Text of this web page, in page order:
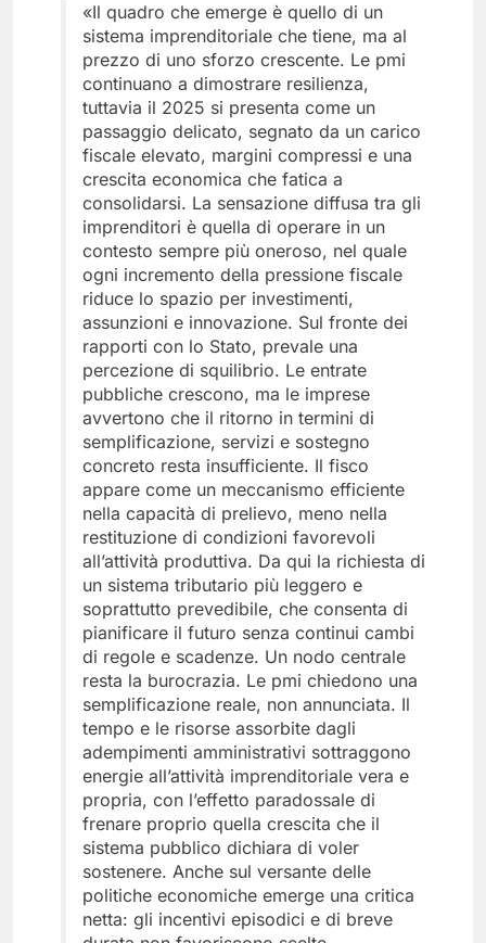
«Il quadro che emerge è quello di un
sistema imprenditoriale che tiene, ma al
prezzo di uno sforzo crescente. Le pmi
continuano a dimostrare resilienza,
tuttavia il 2025 si presenta come un
passaggio delicato, segnato da un carico
fiscale elevato, margini compressi e una
crescita economica che fatica a
consolidarsi. La sensazione diffusa tra gli
imprenditori è quella di operare in un
contesto sempre più oneroso, nel quale
ogni incremento della pressione fiscale
riduce lo spazio per investimenti,
assunzioni e innovazione. Sul fronte dei
rapporti con lo Stato, prevale una
percezione di squilibrio. Le entrate
pubbliche crescono, ma le imprese
avvertono che il ritorno in termini di
semplificazione, servizi e sostegno
concreto resta insufficiente. Il fisco
appare come un meccanismo efficiente
nella capacità di prelievo, meno nella
restituzione di condizioni favorevoli
all’attività produttiva. Da qui la richiesta di
un sistema tributario più leggero e
soprattutto prevedibile, che consenta di
pianificare il futuro senza continui cambi
di regole e scadenze. Un nodo centrale
resta la burocrazia. Le pmi chiedono una
semplificazione reale, non annunciata. Il
tempo e le risorse assorbite dagli
adempimenti amministrativi sottraggono
energie all’attività imprenditoriale vera e
propria, con l’effetto paradossale di
frenare proprio quella crescita che il
sistema pubblico dichiara di voler
sostenere. Anche sul versante delle
politiche economiche emerge una critica
netta: gli incentivi episodici e di breve